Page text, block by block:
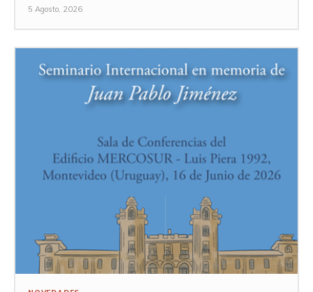
5 Agosto, 2026